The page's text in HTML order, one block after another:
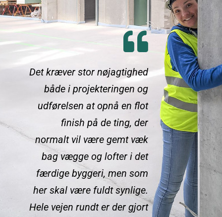
Det kræver stor nøjagtighed
både i projekteringen og
udførelsen at opnå en flot
finish på de ting, der
normalt vil være gemt væk
bag vægge og lofter i det
færdige byggeri, men som
her skal være fuldt synlige.
Hele vejen rundt er der gjort